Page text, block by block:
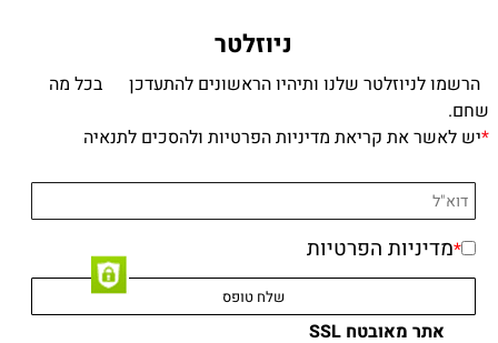
ניוזלטר
הרשמו לניוזלטר שלנו ותיהיו הראשונים להתעדכן בכל מה
שחם.
*יש לאשר את קריאת מדיניות הפרטיות ולהסכים לתנאיה
*מדיניות הפרטיות
אתר מאובטח SSL